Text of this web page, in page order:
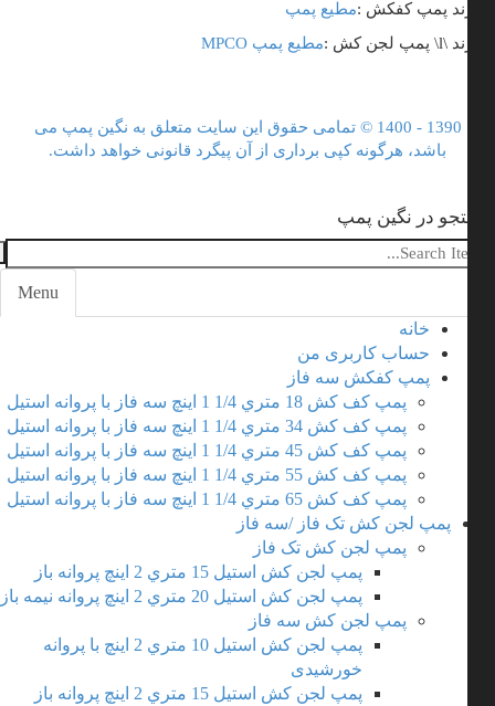
پمپ کفکش :مطیع پمپ
مطیع پمپ MPCO
1390 - 1400 © تمامی حقوق این سایت متعلق به نگین پمپ می
باشد، هرگونه کپی برداری از آن پیگرد قانونی خواهد داشت.
در نگین پمپ
Menu
خانه
حساب کاربری من
پمپ کفکش سه فاز
پمپ کف کش 18 متري 1/4 1 اینچ سه فاز با پروانه استیل
پمپ کف کش 34 متري 1/4 1 اینچ سه فاز با پروانه استیل
پمپ کف کش 45 متري 1/4 1 اینچ سه فاز با پروانه استیل
پمپ کف کش 55 متري 1/4 1 اینچ سه فاز با پروانه استیل
پمپ کف کش 65 متري 1/4 1 اینچ سه فاز با پروانه استیل
پمپ لجن کش تک فاز /سه فاز
پمپ لجن کش تک فاز
پمپ لجن کش استیل 15 متري 2 اینچ پروانه باز
پمپ لجن کش استیل 20 متري 2 اینچ پروانه نیمه باز
پمپ لجن کش سه فاز
پمپ لجن کش استیل 10 متري 2 اینچ با پروانه
خورشیدی
پمپ لجن کش استیل 15 متري 2 اینچ پروانه باز